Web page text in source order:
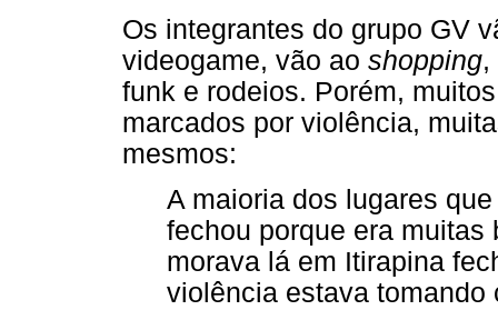
Os integrantes do grupo GV
videogame, vão ao shopping,
funk e rodeios. Porém,
marcados por violência,
mesmos:
A maioria dos lugares
fechou porque era
morava lá em Itirapina
violência estava